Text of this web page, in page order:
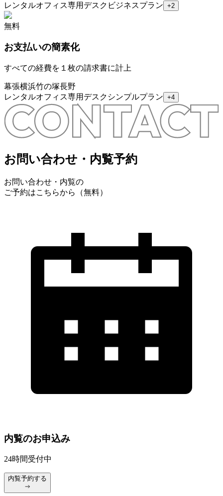
レンタルオフィス専用デスク ビジネスプラン +2
無料
お支払いの簡素化
すべての経費を１枚の請求書に計上
幕張横浜竹の塚長野
レンタルオフィス専用デスク シンプルプラン +4
お問い合わせ・内覧予約
お問い合わせ・内覧の
ご予約はこちらから（無料）
内覧のお申込み
24時間受付中
内覧予約する